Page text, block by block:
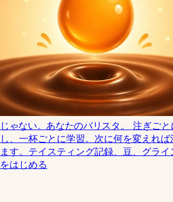
じゃない。あなたのバリスタ。
注ぎごと
し、一杯ごとに学習。次に何を変えれ
ます。テイスティング記録、豆、グライ
をはじめる